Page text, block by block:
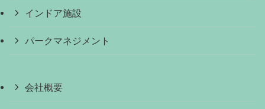
インドア施設
パークマネジメント
会社概要